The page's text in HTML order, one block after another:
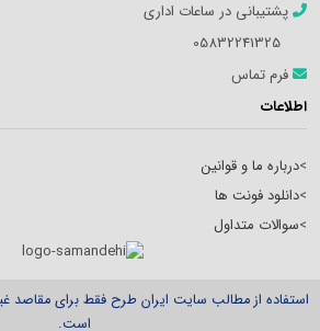
پشتیبانی در ساعات اداری
05832241325
فرم تماس
اطلاعات
>درباره ما و قوانین
>دانلود فونت ها
>سوالات متداول
استفاده از مطالب سایت ایران طرح فقط برای مقاصد
است.